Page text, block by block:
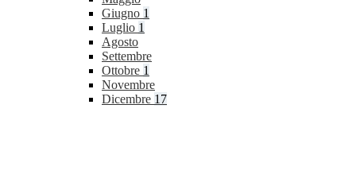
Giugno 1
Luglio 1
Agosto
Settembre
Ottobre 1
Novembre
Dicembre 17